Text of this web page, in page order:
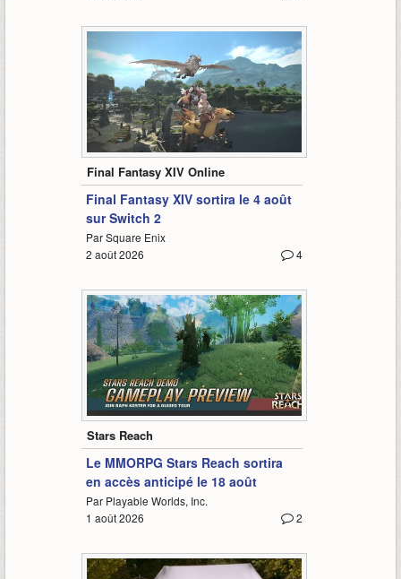
Final Fantasy XIV Online
Final Fantasy XIV sortira le 4 août
sur Switch 2
Par Square Enix
4
2 août 2026
18:53
Stars Reach
Le MMORPG Stars Reach sortira
en accès anticipé le 18 août
Par Playable Worlds, Inc.
2
1 août 2026